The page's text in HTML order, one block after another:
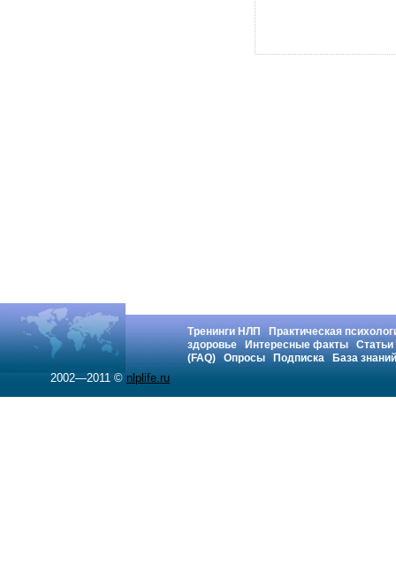
Тренинги НЛП
Практическая
здоровье
Интересные факты
Статьи
(FAQ)
Опросы Подписка База знаний
2002—2011 © nlplife.ru